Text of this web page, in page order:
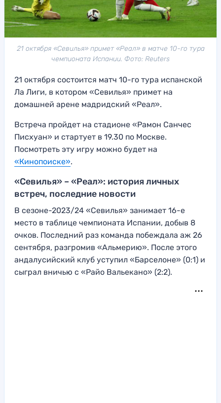
21 октября «Севилья» примет «Реал» в матче 10-го тура
чемпионата Испании. Фото: Reuters
21 октября состоится матч 10-го тура испанской
Ла Лиги, в котором «Севилья» примет на
домашней арене мадридский «Реал».
Встреча пройдет на стадионе «Рамон Санчес
Писхуан» и стартует в 19.30 по Москве.
Посмотреть эту игру можно будет на
«Кинопоиске».
«Севилья» – «Реал»: история личных
встреч, последние новости
В сезоне-2023/24 «Севилья» занимает 16-е
место в таблице чемпионата Испании, добыв 8
очков. Последний раз команда побеждала аж 26
сентября, разгромив «Альмерию». После этого
андалусийский клуб уступил «Барселоне» (0:1) и
сыграл вничью с «Райо Вальекано» (2:2).